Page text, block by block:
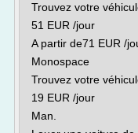
Trouvez votre
51 EUR /jour
A partir de71 EUR /
Monospace
Trouvez votre
19 EUR /jour
Man.